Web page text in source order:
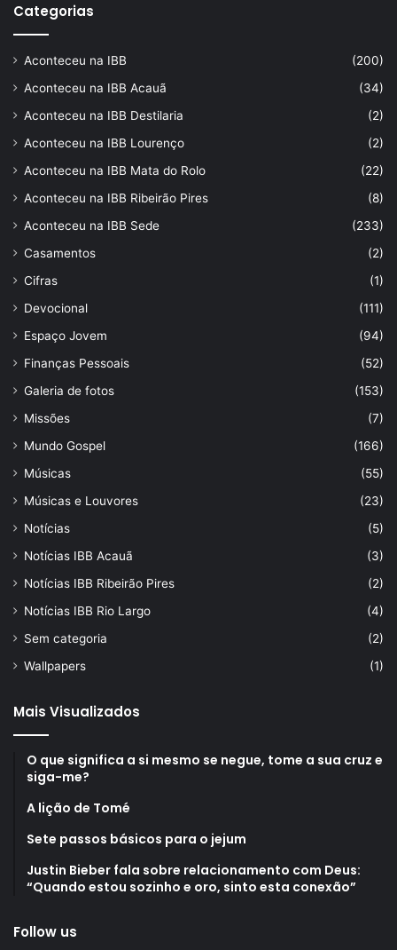
Categorias
Aconteceu na IBB
(200)
Aconteceu na IBB Acauã
(34)
Aconteceu na IBB Destilaria
(2)
Aconteceu na IBB Lourenço
(2)
Aconteceu na IBB Mata do Rolo
(22)
Aconteceu na IBB Ribeirão Pires
(8)
Aconteceu na IBB Sede
(233)
Casamentos
(2)
Cifras
(1)
Devocional
(111)
Espaço Jovem
(94)
Finanças Pessoais
(52)
Galeria de fotos
(153)
Missões
(7)
Mundo Gospel
(166)
Músicas
(55)
Músicas e Louvores
(23)
Notícias
(5)
Notícias IBB Acauã
(3)
Notícias IBB Ribeirão Pires
(2)
Notícias IBB Rio Largo
(4)
Sem categoria
(2)
Wallpapers
(1)
Mais Visualizados
O que significa a si mesmo se negue, tome a sua cruz e
siga-me?
A lição de Tomé
Sete passos básicos para o jejum
Justin Bieber fala sobre relacionamento com Deus:
“Quando estou sozinho e oro, sinto esta conexão”
Follow us